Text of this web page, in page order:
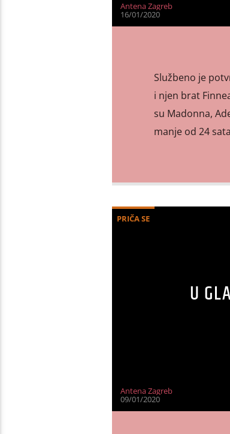
Antena Zagreb
16/01/2020
Službeno je
i njen brat
su Madonna,
manje od 24
PRIČA SE
U
Antena Zagreb
09/01/2020